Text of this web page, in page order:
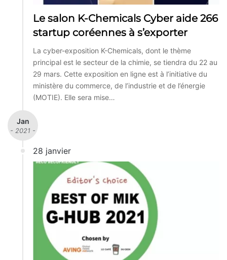
Le salon K-Chemicals Cyber aide 266
startup coréennes à s’exporter
La cyber-exposition K-Chemicals, dont le thème
principal est le secteur de la chimie, se tiendra du 22 au
29 mars. Cette exposition en ligne est à l’initiative du
ministère du commerce, de l’industrie et de l’énergie
(MOTIE). Elle sera mise…
Jan
- 2021 -
28 janvier